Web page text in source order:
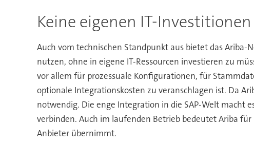
Keine eigenen IT-
Auch vom technischen Standpunkt aus bietet das
nutzen, ohne in eigene IT-Ressourcen investieren zu
vor allem für prozessuale Konfigurationen, für
optionale Integrationskosten zu veranschlagen ist. Da
notwendig. Die enge Integration in die SAP-Welt macht
verbinden. Auch im laufenden Betrieb bedeutet Ariba
Anbieter übernimmt.